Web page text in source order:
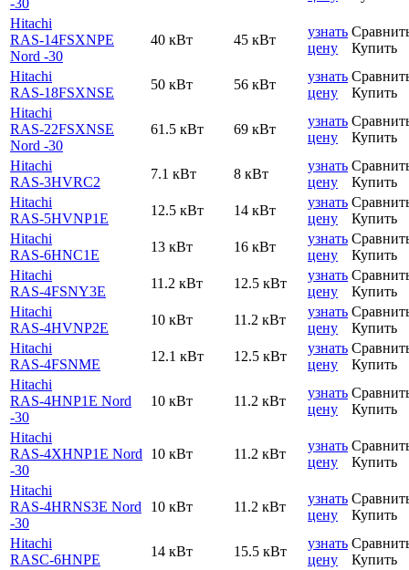
Hitachi
RAS-14FSXNPE
Nord -30
40 кВт 45 кВт
узнать
цену
Купить
Hitachi
RAS-18FSXNSE
50 кВт 56 кВт
узнать
цену
Купить
Hitachi
RAS-22FSXNSE
Nord -30
61.5 кВт 69 кВт
узнать
цену
Купить
Hitachi
RAS-3HVRC2
7.1 кВт 8 кВт
узнать
цену
Купить
Hitachi
RAS-5HVNP1E
12.5 кВт 14 кВт
узнать
цену
Купить
Hitachi
RAS-6HNC1E
13 кВт 16 кВт
узнать
цену
Купить
Hitachi
RAS-4FSNY3E
11.2 кВт 12.5 кВт
узнать
цену
Купить
Hitachi
RAS-4HVNP2E
10 кВт 11.2 кВт
узнать
цену
Купить
Hitachi
RAS-4FSNME
12.1 кВт 12.5 кВт
узнать
цену
Купить
Hitachi
RAS-4HNP1E Nord
-30
10 кВт 11.2 кВт
узнать
цену
Купить
Hitachi
RAS-4XHNP1E Nord
-30
10 кВт 11.2 кВт
узнать
цену
Купить
Hitachi
RAS-4HRNS3E Nord
-30
10 кВт 11.2 кВт
узнать
цену
Купить
Hitachi
RASC-6HNPE
14 кВт 15.5 кВт
узнать
цену
Купить